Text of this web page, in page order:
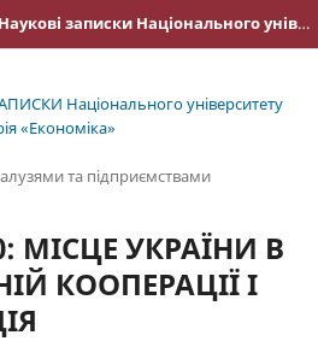
Науковий журнал «Наукові записки Національного університету «Острозька академія»: серія «Економіка»
Національного університету
«Економіка»
та підприємствами
МІСЦЕ УКРАЇНИ В
КООПЕРАЦІЇ І